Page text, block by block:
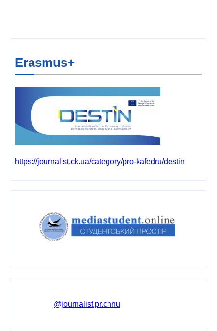
Erasmus+
https://journalist.ck.ua/category/pro-kafedru/destin
@journalist.pr.chnu